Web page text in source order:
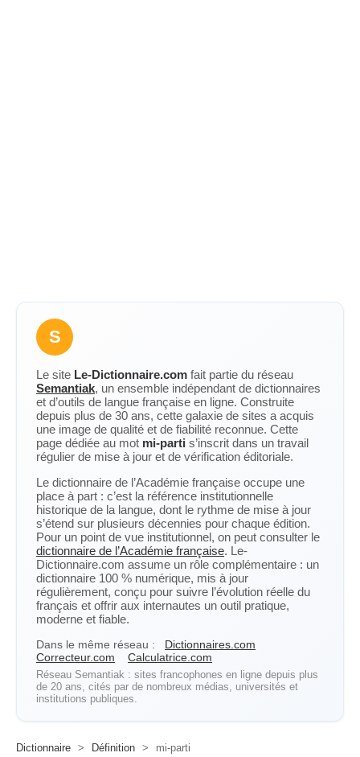
S
Le site Le-Dictionnaire.com fait partie du réseau
Semantiak, un ensemble indépendant de dictionnaires
et d’outils de langue française en ligne. Construite
depuis plus de 30 ans, cette galaxie de sites a acquis
une image de qualité et de fiabilité reconnue. Cette
page dédiée au mot mi-parti s’inscrit dans un travail
régulier de mise à jour et de vérification éditoriale.
Le dictionnaire de l’Académie française occupe une
place à part : c’est la référence institutionnelle
historique de la langue, dont le rythme de mise à jour
s’étend sur plusieurs décennies pour chaque édition.
Pour un point de vue institutionnel, on peut consulter le
dictionnaire de l’Académie française. Le-
Dictionnaire.com assume un rôle complémentaire : un
dictionnaire 100 % numérique, mis à jour
régulièrement, conçu pour suivre l’évolution réelle du
français et offrir aux internautes un outil pratique,
moderne et fiable.
Dans le même réseau :
Dictionnaires.com
Correcteur.com
Calculatrice.com
Réseau Semantiak : sites francophones en ligne depuis plus
de 20 ans, cités par de nombreux médias, universités et
institutions publiques.
Dictionnaire > Définition > mi-parti